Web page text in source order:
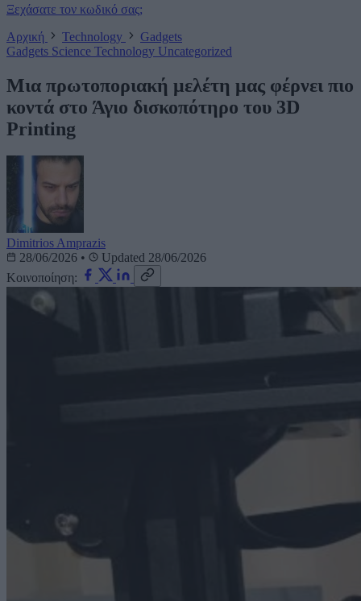
Ξεχάσατε τον κωδικό σας;
Αρχική
Technology
Gadgets
Gadgets Science Technology Uncategorized
Μια πρωτοποριακή μελέτη μας φέρνει πιο
κοντά στο Άγιο δισκοπότηρο του 3D
Printing
Dimitrios Amprazis
28/06/2026 •
Updated 28/06/2026
Κοινοποίηση: